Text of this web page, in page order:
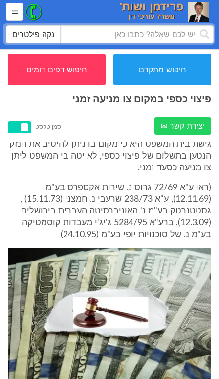
נקה פילטרים
חיפוש מתקדם חיפוש דפים דומים
פיצוי כספי במקום צו מניעה זמני
יצירת קשר ✉ סמן טקסט
גישת בית המשפט היא כי מקום בו ניתן להיטיב את הנזק
הנטען בתשלום של פיצוי כספי, לא יטה בי המשפט ליתן
צו מניעה כסעד זמני.
(ראו ע"א 72/69 גרוס נ. שירות אקספרס בע"מ
(12.11.69), ע"א 238/73 שרעבי נ. חמצני (15.11.73) ,
גסטטנרטק בע"מ נ' האוניברסיטה העברית בירושלים
(12.3.09), ברע"א 5284/95 ג'יג'י מעבדות קוסמטיקה
בע"מ נ. של סוכנויות יופי בע"מ (24.10.95)